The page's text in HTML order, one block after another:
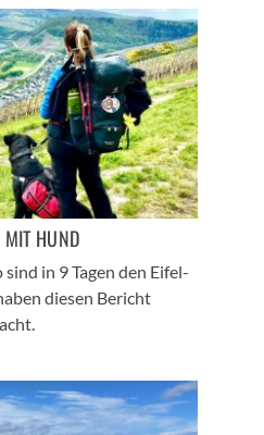
MIT HUND
in 9 Tagen den Eifel-
diesen Bericht